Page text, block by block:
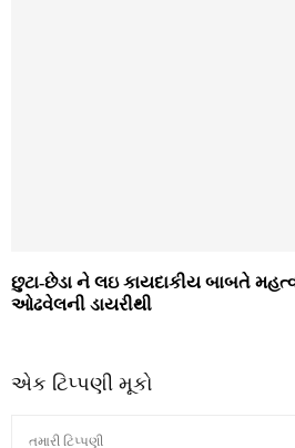
છુટા-છેડા ને લઇ કાયદાકીય બાબતે
ઓઢવેલની ડાયરીથી
એક ટિપ્પણી મૂકો